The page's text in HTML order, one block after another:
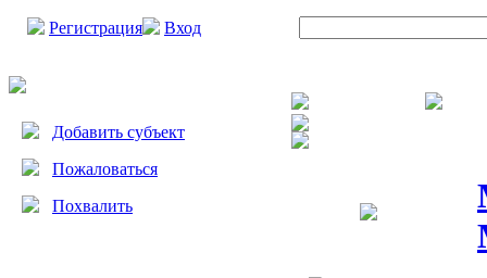
Регистрация Вход
Добавить субъект
Пожаловаться
Похвалить